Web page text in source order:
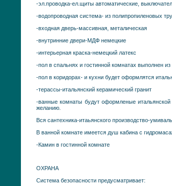
-эл.проводка-ел.щиты автоматические,
-водопроводная система- из полипропиленовых
-входная дверь-массивная, металическая
-внутринние двери-МДФ немецкие
-интерьерная краска-немецкий латекс
-пол в спальнях и гостинной комнатах выполнен
-пол в коридорах- и кухни будет оформлятся
-терассы-итальянский керамический гранит
-ванные комнаты будут оформленые итальянской
желанию.
Вся сантехника-итаьянского производство-
В ванной комнате имеется душ кабина с
-Камин в гостинной комнате
ОХРАНА
Система безопасности предусматривает: